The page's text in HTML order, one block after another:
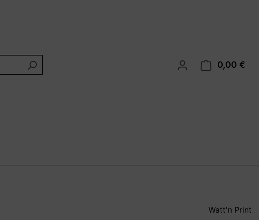
0,00 €
Watt'n Print